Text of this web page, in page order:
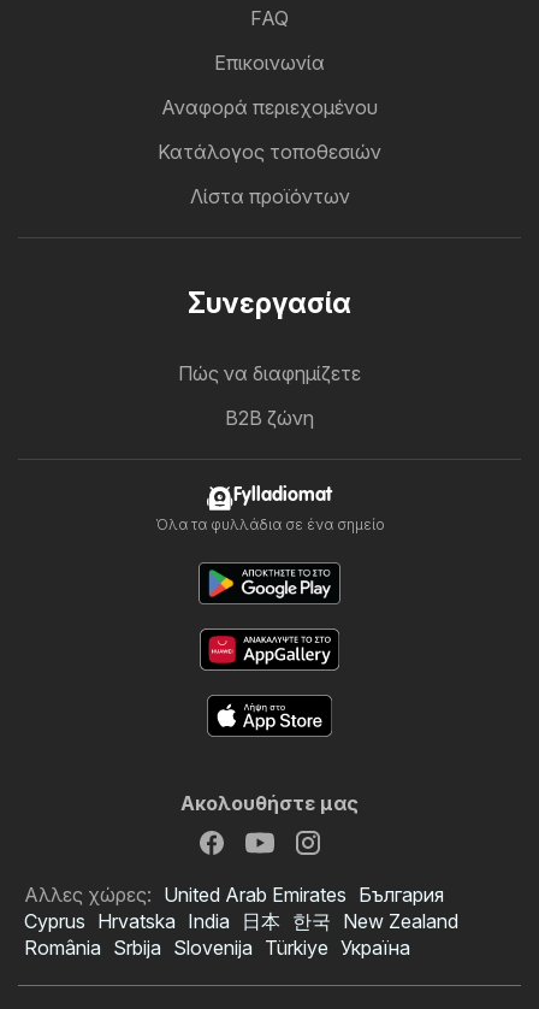
FAQ
Επικοινωνία
Αναφορά περιεχομένου
Κατάλογος τοποθεσιών
Λίστα προϊόντων
Συνεργασία
Πώς να διαφημίζετε
B2B ζώνη
Fylladiomat
Όλα τα φυλλάδια σε ένα σημείο
Ακολουθήστε μας
Αλλες χώρες: United Arab Emirates България
Cyprus Hrvatska India 日本 한국 New Zealand
România Srbija Slovenija Türkiye Україна